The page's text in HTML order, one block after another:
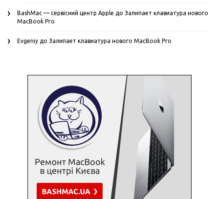
BashMac — сервісний центр Apple до Залипает клавиатура нового
MacBook Pro
Evgeniy до Залипает клавиатура нового MacBook Pro